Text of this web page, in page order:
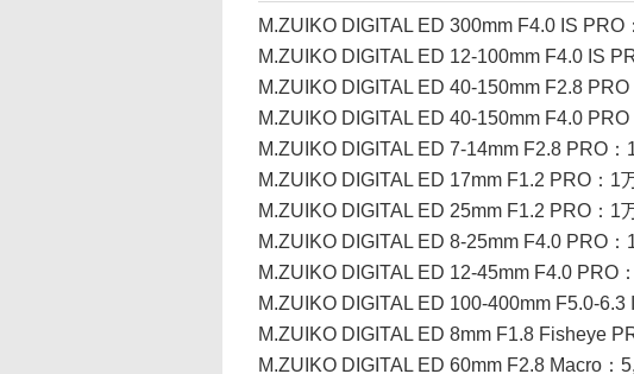
M.ZUIKO DIGITAL ED 300mm F4.0 IS PRO
M.ZUIKO DIGITAL ED 12-100mm F4.0 IS
M.ZUIKO DIGITAL ED 40-150mm F2.8 PRO
M.ZUIKO DIGITAL ED 40-150mm F4.0 PRO
M.ZUIKO DIGITAL ED 7-14mm F2.8 PRO：
M.ZUIKO DIGITAL ED 17mm F1.2 PRO：1
M.ZUIKO DIGITAL ED 25mm F1.2 PRO：1
M.ZUIKO DIGITAL ED 8-25mm F4.0 PRO：
M.ZUIKO DIGITAL ED 12-45mm F4.0 PRO
M.ZUIKO DIGITAL ED 100-400mm F5.0-6.3
M.ZUIKO DIGITAL ED 8mm F1.8 Fisheye
M.ZUIKO DIGITAL ED 60mm F2.8 Macro：